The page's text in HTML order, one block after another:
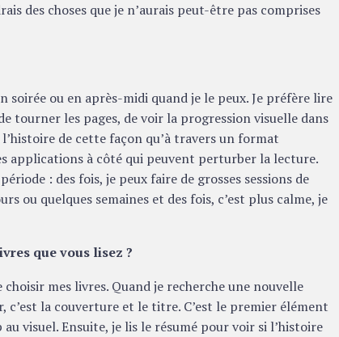
des choses que je n’aurais peut-être pas comprises
soirée ou en après-midi quand je le peux. Je préfère lire
tourner les pages, de voir la progression visuelle dans
de cette façon qu’à travers un format
applications à côté qui peuvent perturber la lecture.
: des fois, je peux faire de grosses sessions de
ou quelques semaines et des fois, c’est plus calme, je
que vous lisez ?
choisir mes livres. Quand je recherche une nouvelle
c’est la couverture et le titre. C’est le premier élément
visuel. Ensuite, je lis le résumé pour voir si l’histoire